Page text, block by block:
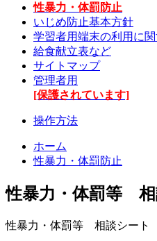
性暴力・体罰防止
いじめ防止基本方針
学習者用端末の利用に
給食献立表など
サイトマップ
管理者用
[保護されています]
操作方法
ホーム
性暴力・体罰防止
性暴力・体罰等 相
性暴力・体罰等 相談シート